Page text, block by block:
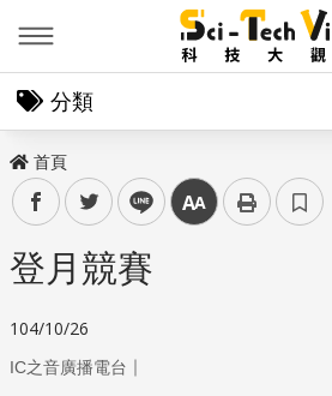
分類
首頁
facebooktwitter line 中
登月競賽
104/10/26
IC之音廣播電台 ｜